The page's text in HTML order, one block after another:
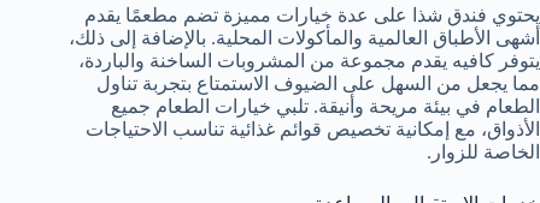
يحتوي فندق شذا على عدة خيارات مميزة تضم مطعمًا يقدم
أشهى الأطباق العالمية والمأكولات المحلية. بالإضافة إلى ذلك،
يتوفر كافيه يقدم مجموعة من المشروبات الساخنة والباردة،
مما يجعل من السهل على الضيوف الاستمتاع بتجربة تناول
الطعام في بيئة مريحة وأنيقة. تلبي خيارات الطعام جميع
الأذواق، مع إمكانية تخصيص قوائم غذائية تناسب الاحتياجات
الخاصة للزوار.